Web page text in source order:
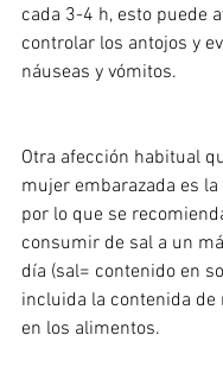
cada 3-4 h, esto puede
controlar los antojos y
náuseas y vómitos.
Otra afección habitual
mujer embarazada es
por lo que se
consumir de sal a un
día (sal= contenido en
incluida la contenida
en los alimentos.